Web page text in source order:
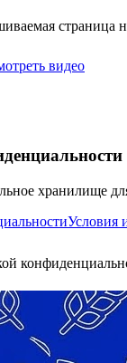
страница
видео
хранилище
Условия